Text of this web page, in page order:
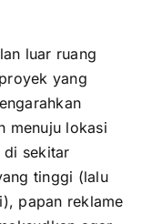
luar ruang
yang
menuju lokasi
di sekitar
tinggi (lalu
papan reklame